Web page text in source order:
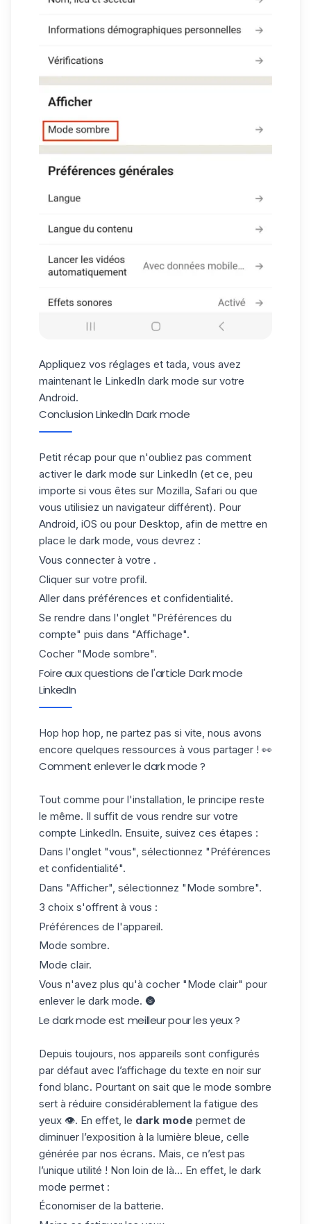
Appliquez vos réglages et tada, vous avez
maintenant le LinkedIn dark mode sur votre
Android.
Conclusion LinkedIn Dark mode
Petit récap pour que n'oubliez pas comment
activer le dark mode sur LinkedIn (et ce, peu
importe si vous êtes sur Mozilla, Safari ou que
vous utilisiez un navigateur différent). Pour
Android, iOS ou pour Desktop, afin de mettre en
place le dark mode, vous devrez :
Vous connecter à votre .
Cliquer sur votre profil.
Aller dans préférences et confidentialité.
Se rendre dans l'onglet "Préférences du
compte" puis dans "Affichage".
Cocher "Mode sombre".
Foire aux questions de l'article Dark mode
LinkedIn
Hop hop hop, ne partez pas si vite, nous avons
encore quelques ressources à vous partager ! 👀
Comment enlever le dark mode ?
Tout comme pour l'installation, le principe reste
le même. Il suffit de vous rendre sur votre
compte LinkedIn. Ensuite, suivez ces étapes :
Dans l'onglet "vous", sélectionnez "Préférences
et confidentialité".
Dans "Afficher", sélectionnez "Mode sombre".
3 choix s'offrent à vous :
Préférences de l'appareil.
Mode sombre.
Mode clair.
Vous n'avez plus qu'à cocher "Mode clair" pour
enlever le dark mode. 🌚
Le dark mode est meilleur pour les yeux ?
Depuis toujours, nos appareils sont configurés
par défaut avec l’affichage du texte en noir sur
fond blanc. Pourtant on sait que le mode sombre
sert à réduire considérablement la fatigue des
yeux 👁️. En effet, le dark mode permet de
diminuer l’exposition à la lumière bleue, celle
générée par nos écrans. Mais, ce n’est pas
l’unique utilité ! Non loin de là… En effet, le dark
mode permet :
Économiser de la batterie.